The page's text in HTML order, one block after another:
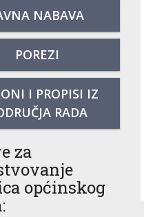
NABAVA
POREZI
I PROPISI IZ
RADA
za
općinskog